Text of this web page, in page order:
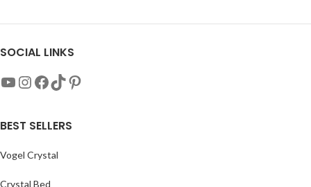
SOCIAL LINKS
BEST SELLERS
Vogel Crystal
Crystal Bed